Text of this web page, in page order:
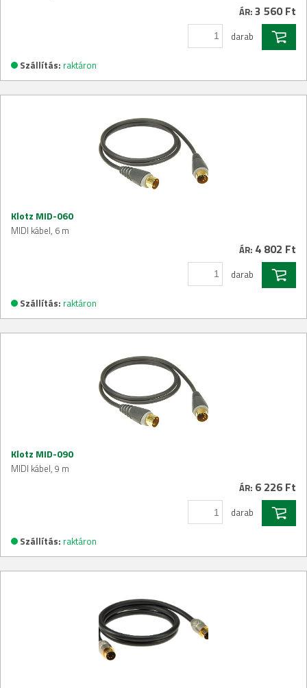
ÁR: 3 560 Ft
darab
Szállítás: raktáron
Klotz MID-060
MIDI kábel, 6 m
ÁR: 4 802 Ft
darab
Szállítás: raktáron
Klotz MID-090
MIDI kábel, 9 m
ÁR: 6 226 Ft
darab
Szállítás: raktáron